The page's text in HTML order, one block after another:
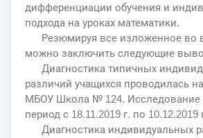
дифференциации обучения и
подхода на уроках математики.
Резюмируя все изложенное во
можно заключить следующие
Диагностика типичных
различий учащихся проводилась
МБОУ Школа № 124. Исследование
период с 18.11.2019 г. по 10.12.2019
Диагностика индивидуальных